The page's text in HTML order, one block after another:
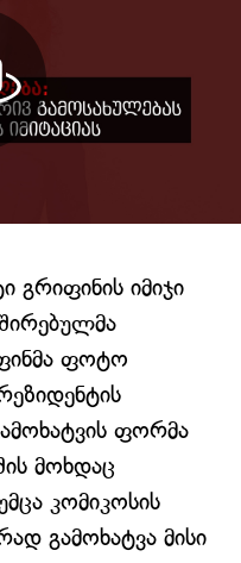
გრიფინის იმიჯი
ფოტო
ფორმა
მოხდაც
კომიკოსის
გამოხატვა მისი